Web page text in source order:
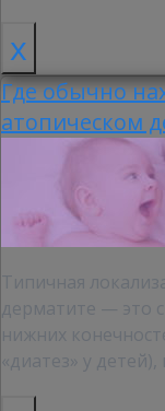
x
Где обычно
атопическом
Типичная
дерматите — это
нижних
«диатез» у